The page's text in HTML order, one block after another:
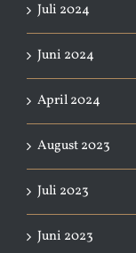
Juli 2024
Juni 2024
April 2024
August 2023
Juli 2023
Juni 2023